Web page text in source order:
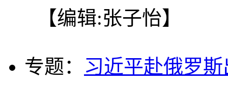
【编辑:张子怡】
专题： 习近平赴俄罗